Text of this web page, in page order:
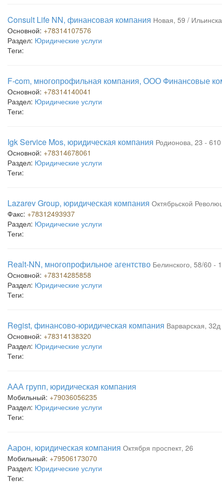
Consult Life NN, финансовая компания Новая, 59 /
Основной: +78314107576
Раздел: Юридические услуги
Теги:
F-com, многопрофильная компания, ООО Финансовые
Основной: +78314140041
Раздел: Юридические услуги
Теги:
Igk Service Mos, юридическая компания Родионова, 23 -
Основной: +78314678061
Раздел: Юридические услуги
Теги:
Lazarev Group, юридическая компания Октябрьской
Факс: +78312493937
Раздел: Юридические услуги
Теги:
Realt-NN, многопрофильное агентство Белинского, 58/60 -
Основной: +78314285858
Раздел: Юридические услуги
Теги:
Regist, финансово-юридическая компания Варварская,
Основной: +78314138320
Раздел: Юридические услуги
Теги:
ААА групп, юридическая компания
Мобильный: +79036056235
Раздел: Юридические услуги
Теги:
Аарон, юридическая компания Октября проспект, 26
Мобильный: +79506173070
Раздел: Юридические услуги
Теги: